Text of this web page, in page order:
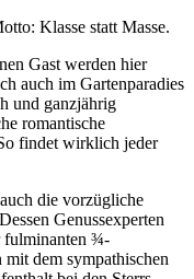
Klasse statt Masse.
Gast werden hier
auch im Gartenparadies
und ganzjährig
romantische
findet wirklich jeder
die vorzügliche
Genussexperten
fulminanten ¾-
dem sympathischen